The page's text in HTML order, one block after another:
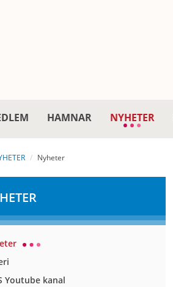
HAMNAR NYHETER
Nyheter
Youtube kanal